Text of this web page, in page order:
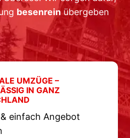
besenrein übergeben
UMZÜGE –
IN GANZ
einfach Angebot